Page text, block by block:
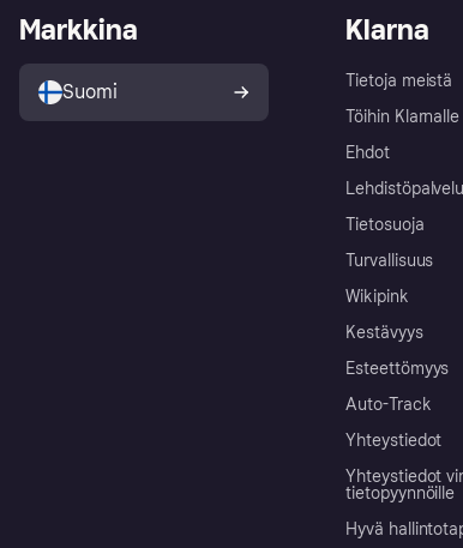
Klarna
Tietoja meistä
Töihin Klarnalle
Ehdot
Tietosuoja
Turvallisuus
Wikipink
Kestävyys
Esteettömyys
Auto-Track
Yhteystiedot
Yhteystiedot
tietopyynnöille
Hyvä
Markkina
Suomi